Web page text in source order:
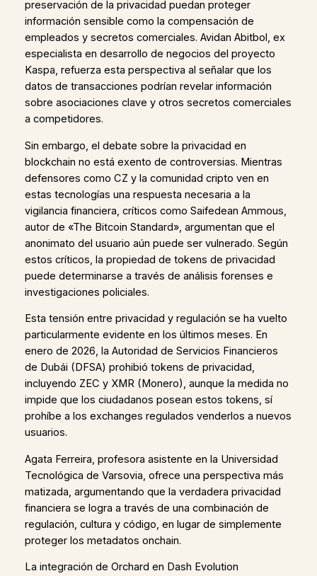
preservación de la privacidad puedan proteger
información sensible como la compensación de
empleados y secretos comerciales. Avidan Abitbol, ex
especialista en desarrollo de negocios del proyecto
Kaspa, refuerza esta perspectiva al señalar que los
datos de transacciones podrían revelar información
sobre asociaciones clave y otros secretos comerciales
a competidores.
Sin embargo, el debate sobre la privacidad en
blockchain no está exento de controversias. Mientras
defensores como CZ y la comunidad cripto ven en
estas tecnologías una respuesta necesaria a la
vigilancia financiera, críticos como Saifedean Ammous,
autor de «The Bitcoin Standard», argumentan que el
anonimato del usuario aún puede ser vulnerado. Según
estos críticos, la propiedad de tokens de privacidad
puede determinarse a través de análisis forenses e
investigaciones policiales.
Esta tensión entre privacidad y regulación se ha vuelto
particularmente evidente en los últimos meses. En
enero de 2026, la Autoridad de Servicios Financieros
de Dubái (DFSA) prohibió tokens de privacidad,
incluyendo ZEC y XMR (Monero), aunque la medida no
impide que los ciudadanos posean estos tokens, sí
prohíbe a los exchanges regulados venderlos a nuevos
usuarios.
Agata Ferreira, profesora asistente en la Universidad
Tecnológica de Varsovia, ofrece una perspectiva más
matizada, argumentando que la verdadera privacidad
financiera se logra a través de una combinación de
regulación, cultura y código, en lugar de simplemente
proteger los metadatos onchain.
La integración de Orchard en Dash Evolution